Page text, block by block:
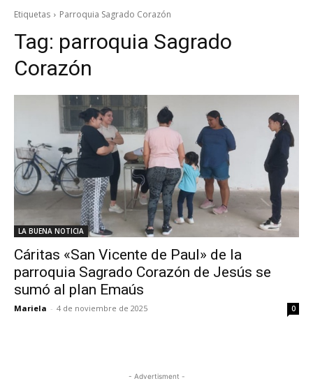
Etiquetas Parroquia Sagrado Corazón
Tag: parroquia Sagrado
Corazón
LA BUENA NOTICIA
Cáritas «San Vicente de Paul» de la
parroquia Sagrado Corazón de Jesús se
sumó al plan Emaús
Mariela - 4 de noviembre de 2025 0
- Advertisment -